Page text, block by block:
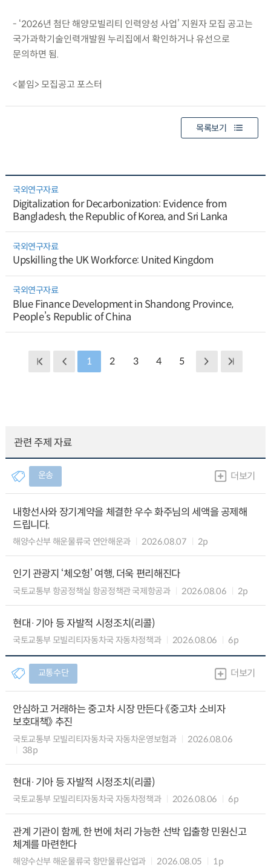
- ‘2026년 첨단 해양모빌리티 인력양성 사업’ 지원자 모집 공고는
국가과학기술인력개발원 누리집에서 확인하거나 유선으로
문의하면 됨.
<붙임> 모집공고 포스터
목록보기
국외연구자료
Digitalization for Decarbonization: Evidence from
Bangladesh, the Republic of Korea, and Sri Lanka
국외연구자료
Upskilling the UK Workforce: United Kingdom
국외연구자료
Blue Finance Development in Shandong Province,
People’s Republic of China
1 2 3 4 5
관련 주제 자료
운송 더보기
내항선사와 장기계약을 체결한 우수 화주님의 세액을 공제해
드립니다.
해양수산부 해운물류국 연안해운과 2026.08.07 2p
인기 관광지 ‘체오헝’ 여행, 더욱 편리해진다
국토교통부 항공정책실 항공정책관 국제항공과 2026.08.06 2p
현대·기아 등 자발적 시정조치(리콜)
국토교통부 모빌리티자동차국 자동차정책과 2026.08.06 6p
교통수단 더보기
안심하고 거래하는 중고차 시장 만든다 《중고차 소비자
보호대책》 추진
국토교통부 모빌리티자동차국 자동차운영보험과
2026.08.06
38p
현대·기아 등 자발적 시정조치(리콜)
국토교통부 모빌리티자동차국 자동차정책과 2026.08.06 6p
관계 기관이 함께, 한 번에 처리 가능한 선박 입출항 민원신고
체계를 마련한다
해양수산부 해운물류국 항만물류산업과 2026.08.05 1p